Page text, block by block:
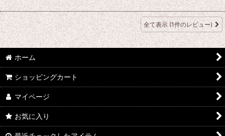
全て表示 (1件のレビュー)
ホーム
ショッピングカート
マイページ
お気に入り